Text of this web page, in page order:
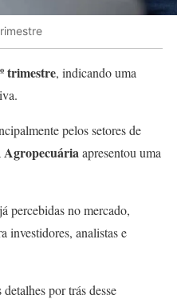
trimestre, indicando uma
pelos setores de
Agropecuária apresentou uma
percebidas no mercado,
investidores, analistas e
por trás desse